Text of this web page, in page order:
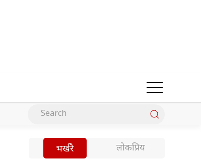
भर्खरै लोकप्रिय